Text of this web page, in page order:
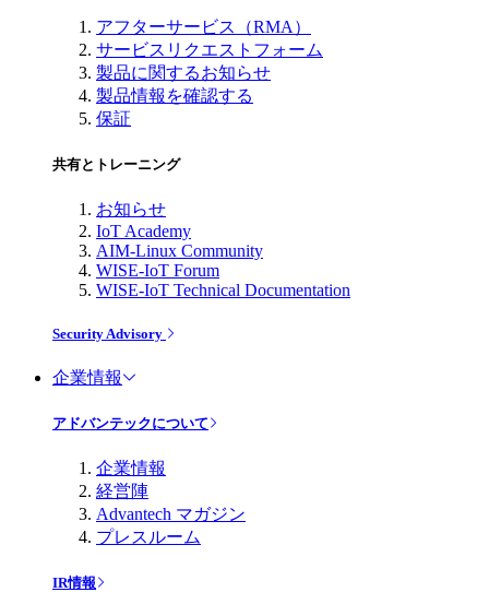
アフターサービス（RMA）
サービスリクエストフォーム
製品に関するお知らせ
製品情報を確認する
保証
共有とトレーニング
お知らせ
IoT Academy
AIM-Linux Community
WISE-IoT Forum
WISE-IoT Technical Documentation
Security Advisory
企業情報
アドバンテックについて
企業情報
経営陣
Advantech マガジン
プレスルーム
IR情報